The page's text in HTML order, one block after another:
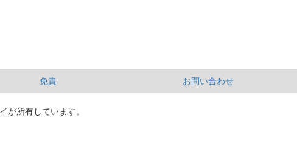
免責 お問い合わせ
が所有しています。